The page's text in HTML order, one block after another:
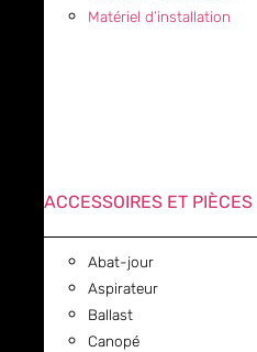
Matériel d’installation
ACCESSOIRES ET PIÈCES
Abat-jour
Aspirateur
Ballast
Canopé